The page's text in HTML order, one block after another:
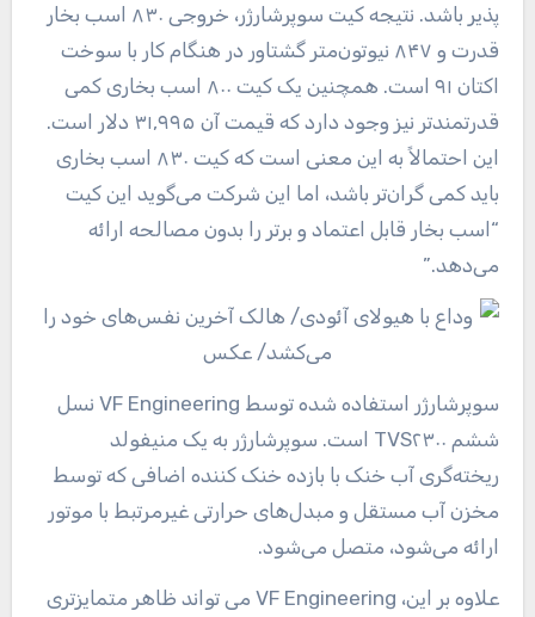
پذیر باشد. نتیجه کیت سوپرشارژر، خروجی ۸۳۰ اسب بخار
قدرت و ۸۴۷ نیوتون‌متر گشتاور در هنگام کار با سوخت
اکتان ۹۱ است. همچنین یک کیت ۸۰۰ اسب بخاری کمی
قدرتمندتر نیز وجود دارد که قیمت آن ۳۱,۹۹۵ دلار است.
این احتمالاً به این معنی است که کیت ۸۳۰ اسب بخاری
باید کمی گران‌تر باشد، اما این شرکت می‌گوید این کیت
“اسب بخار قابل اعتماد و برتر را بدون مصالحه ارائه
می‌دهد.”
سوپرشارژر استفاده شده توسط VF Engineering نسل
ششم TVS۲۳۰۰ است. سوپرشارژر به یک منیفولد
ریخته‌گری آب خنک با بازده خنک کننده اضافی که توسط
مخزن آب مستقل و مبدل‌های حرارتی غیرمرتبط با موتور
ارائه می‌شود، متصل می‌شود.
علاوه بر این، VF Engineering می تواند ظاهر متمایزتری